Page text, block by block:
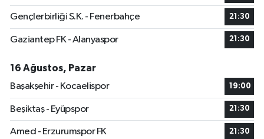
Gençlerbirliği S.K. - Fenerbahçe 21:30
Gaziantep FK - Alanyaspor 21:30
16 Ağustos, Pazar
Başakşehir - Kocaelispor
19:00
Beşiktaş - Eyüpspor 21:30
Amed - Erzurumspor FK 21:30